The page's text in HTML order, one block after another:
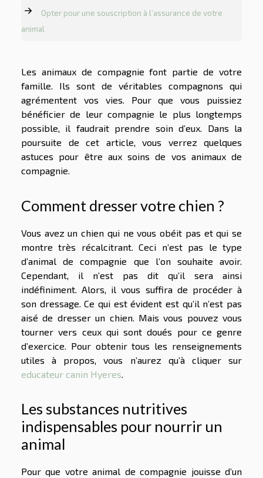
Opter pour une souscription à l’assurance de votre
animal
Les animaux de compagnie font partie de votre
famille. Ils sont de véritables compagnons qui
agrémentent vos vies. Pour que vous puissiez
bénéficier de leur compagnie le plus longtemps
possible, il faudrait prendre soin d’eux. Dans la
poursuite de cet article, vous verrez quelques
astuces pour être aux soins de vos animaux de
compagnie.
Comment dresser votre chien ?
Vous avez un chien qui ne vous obéit pas et qui se
montre très récalcitrant. Ceci n’est pas le type
d’animal de compagnie que l’on souhaite avoir.
Cependant, il n’est pas dit qu’il sera ainsi
indéfiniment. Alors, il vous suffira de procéder à
son dressage. Ce qui est évident est qu’il n’est pas
aisé de dresser un chien. Mais vous pouvez vous
tourner vers ceux qui sont doués pour ce genre
d’exercice. Pour obtenir tous les renseignements
utiles à propos, vous n’aurez qu’à cliquer sur
educateur canin Hyeres.
Les substances nutritives
indispensables pour nourrir un
animal
Pour que votre animal de compagnie jouisse d’un